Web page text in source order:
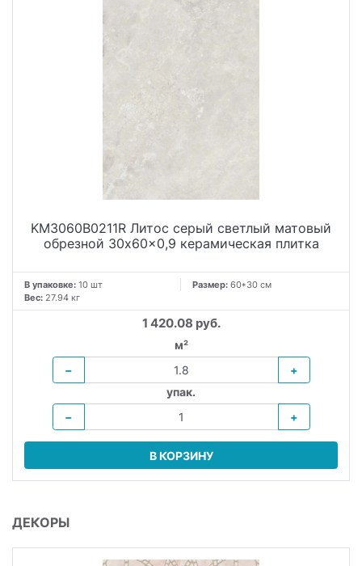
KM3060B0211R Литос серый светлый матовый
обрезной 30x60x0,9 керамическая плитка
В упаковке: 10 шт Размер: 60*30 см
Вес: 27.94 кг
1 420.08 руб.
м²
−
+
упак.
−
+
В КОРЗИНУ
ДЕКОРЫ